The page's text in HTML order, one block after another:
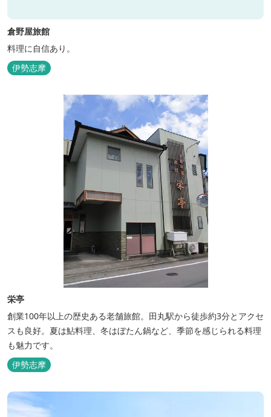
倉野屋旅館
料理に自信あり。
伊勢志摩
栄亭
創業100年以上の歴史ある老舗旅館。田丸駅から徒歩約3分とアクセ
スも良好。夏は鮎料理、冬はぼたん鍋など、季節を感じられる料理
も魅力です。
伊勢志摩